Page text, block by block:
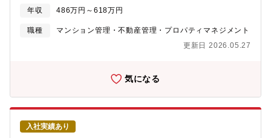
10棟～15棟を担当し、内勤6割、外勤4割程度です。2～3か月で
自分の担当物件を持つことを目標に取り組んでいただきます。
【主任/リーダー候補として、以下のような業務に従事いただきま
年次決算の取りまとめや収支報告に関する資料を作ります。毎月
ッフがいます。（書類作成は決められたフォーマットやシステム
がありますので、未経験者もご安心ください！）◎共用部やエレ
ベータなど点検報告書の確認や、建物の修繕提案など定期巡回や
清掃等を行う管理業務は専門のスタッフが担当しています。（設
備に関する詳しい知識を学べる研修施設があります。入社後の研
修もございます！）◎理事会、総会の運営サポート管理組合の収
年収 486万円～618万円
職種
マンション管理・不動産管理・プロパティマネジメント
更新日 2026.05.27
気になる
入社実績あり